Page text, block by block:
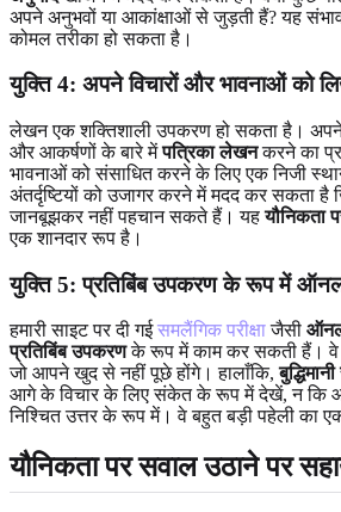
अपने अनुभवों या आकांक्षाओं से जुड़ती हैं? यह
कोमल तरीका हो सकता है।
युक्ति 4: अपने विचारों और भावनाओं को
लेखन एक शक्तिशाली उपकरण हो सकता है।
और आकर्षणों के बारे मेंपत्रिका लेखनकरने का
भावनाओं को संसाधित करने के लिए एक निजी
अंतर्दृष्टियों को उजागर करने में मदद कर सकता है
जानबूझकर नहीं पहचान सकते हैं। यहयौनिकता
एक शानदार रूप है।
युक्ति 5: प्रतिबिंब उपकरण के रूप में
हमारी साइट पर दी गईसमलैंगिक परीक्षाजैसी
प्रतिबिंब उपकरणके रूप में काम कर सकती हैं। वे
जो आपने खुद से नहीं पूछे होंगे। हालाँकि,
आगे के विचार के लिए संकेत के रूप में देखें, न कि
निश्चित उत्तर के रूप में। वे बहुत बड़ी पहेली का
यौनिकता पर सवाल उठाने पर